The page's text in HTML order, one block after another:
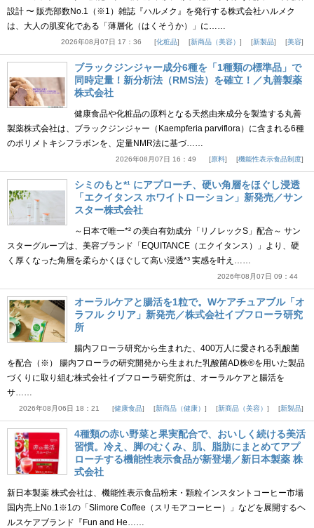
設計 〜 販売部数No.1（※1）雑誌『ハルメク』を発行する株式会社ハルメク
は、大人の肌変化である「薄層化（はくそうか）」に……
2026年08月07日 17：36 化粧品 新商品（美容） 新製品 美容
ブラックジンジャー成分6種を「1種類の標準品」で
同時定量！新分析法（RMS法）を確立！／丸善製薬
株式会社
健康食品や化粧品の原料となる天然由来成分を製造する丸善
製薬株式会社は、ブラックジンジャー（Kaempferia parviflora）に含まれる6種
のポリメトキシフラボンを、定量NMR法に基づ……
2026年08月07日 16：49 原料 機能性表示食品制度
シミのもと*¹ にアプローチ、硬い角層をほぐし浸透
「エクイタンス ホワイトローション」新発売／サン
スター株式会社
～日本で唯一*² の美白有効成分「リノレックS」配合～ サン
スターグループは、美容ブランド「EQUITANCE（エクイタンス）」より、硬
く厚くなった角層を柔らかくほぐして高い浸透*³ 実感を叶え……
2026年08月07日 09：44
オーラルケアと腸活を1粒で。Wケアチュアブル「オ
ラフル クリア」新発売／株式会社イブフローラ研究
所
腸内フローラ研究から生まれた、400万人に愛される乳酸菌
を配合（※） 腸内フローラの研究開発から生まれた乳酸菌AD株®を用いた製品
づくりに取り組む株式会社イブフローラ研究所は、オーラルケアと腸活を
サ……
2026年08月06日 18：21 健康食品 新商品（健康） 新商品（美容） 新製品
4種類の赤い野菜と果実配合で、おいしく続ける美活
習慣。冷え、脚のむくみ、肌、脂肪にまとめてアプ
ローチする機能性表示食品が新登場／新日本製薬 株
式会社
新日本製薬 株式会社は、機能性表示食品粉末・顆粒インスタントコーヒー市場
国内売上No.1※1の「Slimore Coffee（スリモアコーヒー）」などを展開するヘ
ルスケアブランド『Fun and He……